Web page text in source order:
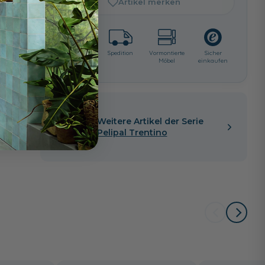
Artikel merken
Lieferzeit:
ca. 3 - 4
Wochen
i
Spedition
Vormontierte
Möbel
Sicher
einkaufen
Weitere Artikel der Serie
Pelipal Trentino